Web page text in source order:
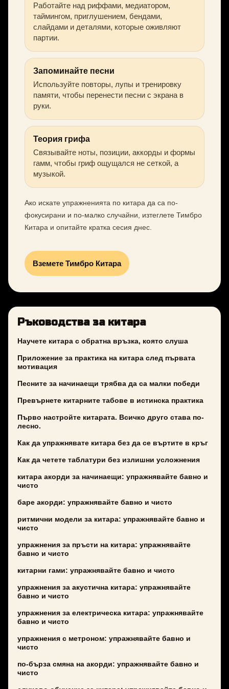
Работайте над риффами, медиатором,
таймингом, приглушением, бендами,
слайдами и деталями, которые оживляют
партии.
Запоминайте песни
Используйте повторы, лупы и тренировку
памяти, чтобы перенести песни с экрана в
руки.
Теория грифа
Связывайте ноты, позиции, аккорды и формы
гамм, чтобы гриф ощущался не сеткой, а
музыкой.
Ако искате упражненията по китара да са по-
фокусирани и по-малко случайни, изтеглете Тимбро
Китара и опитайте кратка сесия днес.
Вземете Тимбро Китара
Ръководства за китара
Научете китара с обратна връзка, която слуша
Приложение за практика на китара след първата
мотивация
Песните за начинаещи трябва да са малки победи
Превърнете китарните табове в истинска практика
Първо настройте китарата. Всичко друго става по-
лесно.
Как да упражнявате китара без да се въртите в кръг
Как да четете таблатури без излишни усложнения
китара акорди за начинаещи: упражнявайте бавно и
чисто
баре акорди: упражнявайте бавно и чисто
ритмични модели за китара: упражнявайте бавно и
чисто
упражнения за пръсти на китара: упражнявайте
бавно и чисто
китарни гами: упражнявайте бавно и чисто
упражнения за акустична китара: упражнявайте
бавно и чисто
упражнения за електрическа китара: упражнявайте
бавно и чисто
упражнения с метроном: упражнявайте бавно и
чисто
по-бърза смяна на акорди: упражнявайте бавно и
чисто